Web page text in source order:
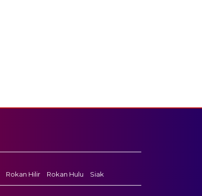
Rokan Hilir Rokan Hulu Siak